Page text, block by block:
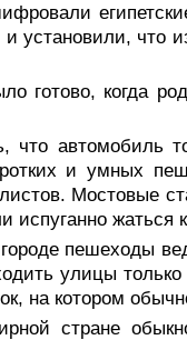
установили, что
готово, когда
что автомобиль
и умных
Мостовые
испуганно жаться
пешеходы
улицы
на котором
стране